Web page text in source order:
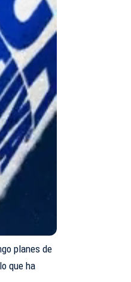
planes de
que ha